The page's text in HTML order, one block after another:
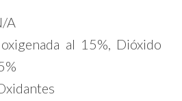
A
al 15%, Dióxido